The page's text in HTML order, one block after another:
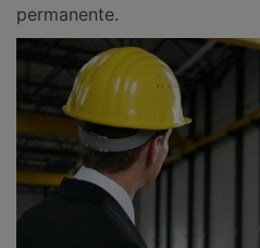
permanente.